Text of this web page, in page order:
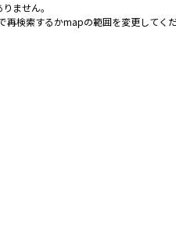
ません。
再検索するかmapの範囲を変更してく